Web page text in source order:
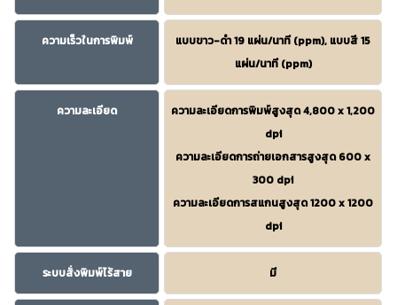
ความเร็วในการพิมพ์
แบบขาว-ดำ 19 แผ่น/นาที (ppm), แบบสี 15
แผ่น/นาที (ppm)
ความละเอียด
ความละเอียดการพิมพ์สูงสุด 4,800 x 1,200
dpi
ความละเอียดการถ่ายเอกสารสูงสุด 600 x
300 dpi
ความละเอียดการสแกนสูงสุด 1200 x 1200
dpi
ระบบสั่งพิมพ์ไร้สาย มี